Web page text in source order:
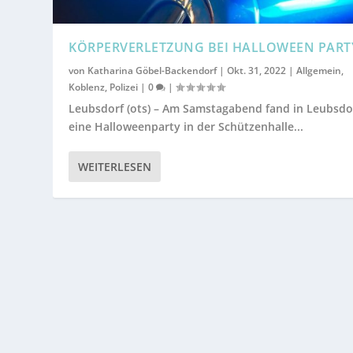
KÖRPERVERLETZUNG BEI HALLOWEEN
von Katharina Göbel-Backendorf|Okt. 31, 2022 |Allgemein,
Koblenz, Polizei |0 |
Leubsdorf (ots) – Am Samstagabend fand in
eine Halloweenparty in der Schützenhalle...
WEITERLESEN